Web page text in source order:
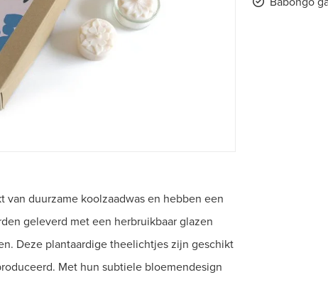
duurzame koolzaadwas en hebben een
geleverd met een herbruikbaar glazen
Deze plantaardige theelichtjes zijn geschikt
Met hun subtiele bloemendesign